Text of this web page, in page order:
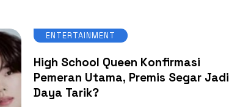
ENTERTAINMENT
High School Queen Konfirmasi
Pemeran Utama, Premis Segar Jadi
Daya Tarik?